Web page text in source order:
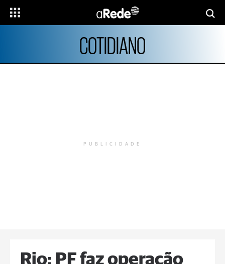
COTIDIANO
PUBLICIDADE
Rio: PF faz operação